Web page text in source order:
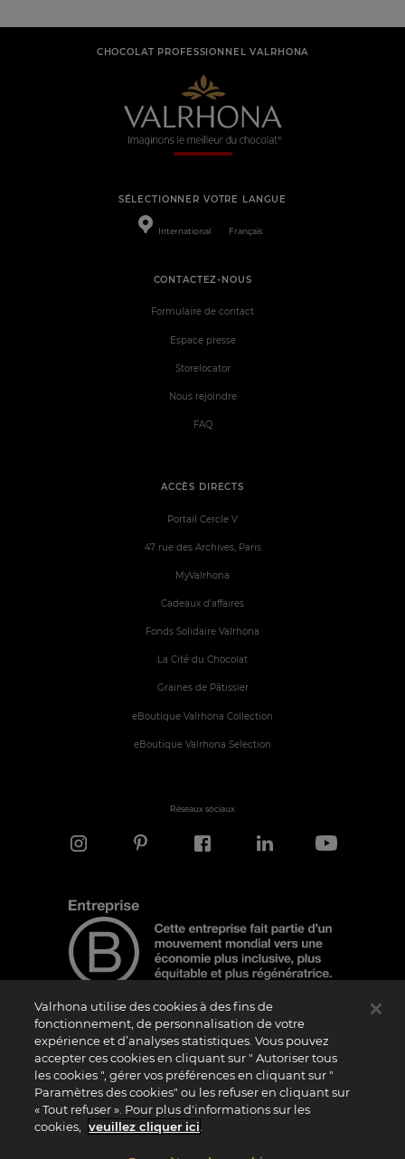
CHOCOLAT PROFESSIONNEL VALRHONA
SÉLECTIONNER VOTRE LANGUE
International Français
ACCÈS DIRECTS
Portail Cercle V
47 rue des Archives, Paris
MyValrhona
Cadeaux d'affaires
Fonds Solidaire Valrhona
La Cité du Chocolat
Graines de Pâtissier
eBoutique Valrhona Collection
eBoutique Valrhona Selection
CONTACTEZ-NOUS
Formulaire de contact
Espace presse
Storelocator
Nous rejoindre
FAQ
Réseaux sociaux
Note d'information
Le logo “Certified B Corporation” est attribué par B Lab, une organisation privée à
but non lucratif, aux entreprises qui, comme la nôtre, ont réalisé avec succès le B
Impact Assessment (“BIA”) et répondent aux exigences de B Lab en matière de
performance sociale et environnementale, de responsabilité et de transparence. Il
est précisé que B Lab n’est pas un organisme d’évaluation de la conformité au sens
du règlement (UE) n° 765/2008, ni un organisme de normalisation national,
Valrhona utilise des cookies à des fins de
fonctionnement, de personnalisation de votre
expérience et d’analyses statistiques. Vous pouvez
accepter ces cookies en cliquant sur " Autoriser tous
les cookies ", gérer vos préférences en cliquant sur "
Paramètres des cookies" ou les refuser en cliquant sur
« Tout refuser ». Pour plus d'informations sur les
cookies,
veuillez cliquer ici